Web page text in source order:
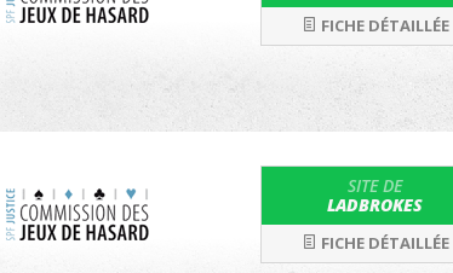
FICHE DÉTAILLÉE
SITE DE
LADBROKES
FICHE DÉTAILLÉE